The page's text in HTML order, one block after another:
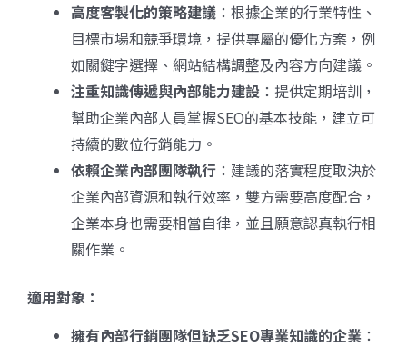
高度客製化的策略建議 ：根據企業的行業特性、
目標市場和競爭環境，提供專屬的優化方案，例
如關鍵字選擇、網站結構調整及內容方向建議。
注重知識傳遞與內部能力建設 ：提供定期培訓，
幫助企業內部人員掌握SEO的基本技能，建立可
持續的數位行銷能力。
依賴企業內部團隊執行 ：建議的落實程度取決於
企業內部資源和執行效率，雙方需要高度配合，
企業本身也需要相當自律，並且願意認真執行相
關作業。
適用對象：
擁有內部行銷團隊但缺乏SEO專業知識的企業 ：